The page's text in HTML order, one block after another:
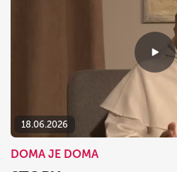
18.06.2026
DOMA JE DOMA